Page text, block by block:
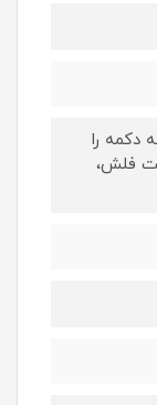
100% نور سفید، 3 ثانیه دکمه را
فلش،